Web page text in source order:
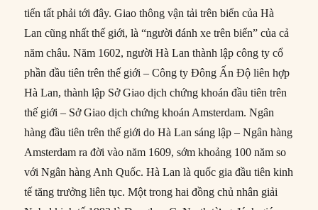
tiến tất phải tới đây. Giao thông vận tải trên biển của Hà
Lan cũng nhất thế giới, là “người đánh xe trên biển” của cả
năm châu. Năm 1602, người Hà Lan thành lập công ty cổ
phần đầu tiên trên thế giới – Công ty Đông Ấn Độ liên hợp
Hà Lan, thành lập Sở Giao dịch chứng khoán đầu tiên trên
thế giới – Sở Giao dịch chứng khoán Amsterdam. Ngân
hàng đầu tiên trên thế giới do Hà Lan sáng lập – Ngân hàng
Amsterdam ra đời vào năm 1609, sớm khoảng 100 năm so
với Ngân hàng Anh Quốc. Hà Lan là quốc gia đầu tiên kinh
tế tăng trưởng liên tục. Một trong hai đồng chủ nhân giải